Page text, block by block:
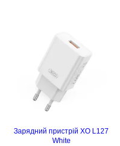
Зарядний пристрій XO L127
White